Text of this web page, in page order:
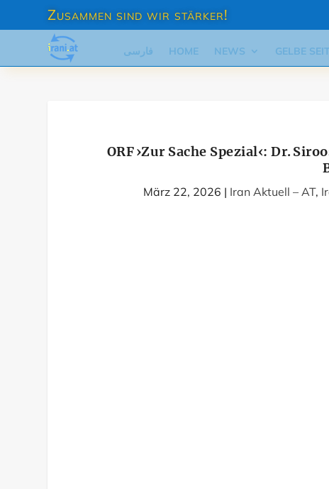
Zusammen sind wir stärker!
فارسی HOME NEWS GELBE
ORF ›Zur Sache Spezial‹: Dr.
März 22, 2026 | Iran Aktuell – AT,